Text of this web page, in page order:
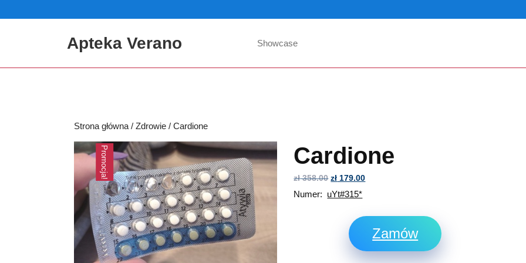
to
Apteka Verano Showcase
Strona główna / Zdrowie / Cardione
Promocja! Cardione
zł358.00 zł 179.00
Numer: uYt#315*
Zamów